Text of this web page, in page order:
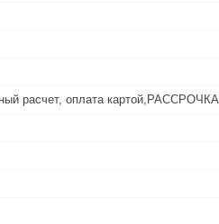
расчет, оплата картой,РАССРОЧКА